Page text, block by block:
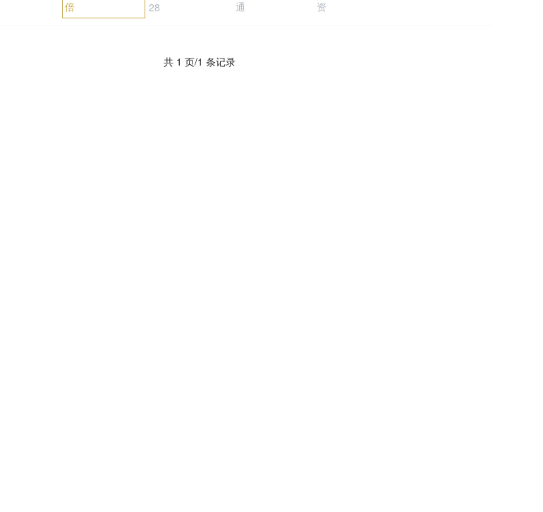
倍
28
通
资
共 1 页/1 条记录